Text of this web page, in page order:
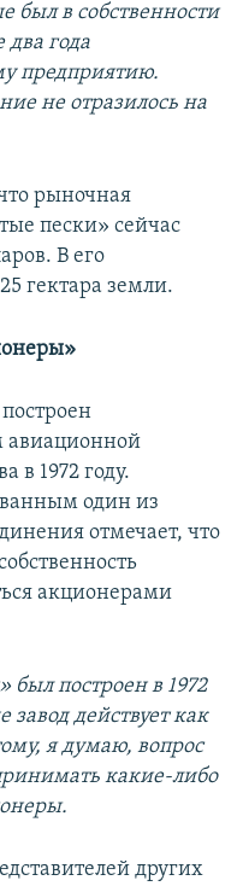
был в собственности
два года
предприятию.
не отразилось на
рыночная
пески» сейчас
В его
гектара земли.
авиационной
в 1972 году.
один из
отмечает, что
акционерами
был построен в 1972
завод действует как
я думаю, вопрос
какие-либо
других